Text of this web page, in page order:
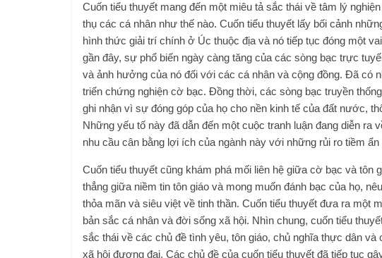
Cuốn tiểu thuyết mang đến một miêu tả sắc thái về tâm lý
thụ các cá nhân như thế nào. Cuốn tiểu thuyết lấy bối cảnh
hình thức giải trí chính ở Úc thuộc địa và nó tiếp tục đóng một
gần đây, sự phổ biến ngày càng tăng của các sòng bạc trực
và ảnh hưởng của nó đối với các cá nhân và cộng đồng. Đã có
triển chứng nghiện cờ bạc. Đồng thời, các sòng bạc truyền
ghi nhận vì sự đóng góp của họ cho nền kinh tế của đất nước,
Những yếu tố này đã dẫn đến một cuộc tranh luận đang diễn
nhu cầu cân bằng lợi ích của ngành này với những rủi ro tiềm
Cuốn tiểu thuyết cũng khám phá mối liên hệ giữa cờ bạc và tôn
thẳng giữa niềm tin tôn giáo và mong muốn đánh bạc của họ,
thỏa mãn và siêu việt về tinh thần. Cuốn tiểu thuyết đưa ra một
bản sắc cá nhân và đời sống xã hội. Nhìn chung, cuốn tiểu
sắc thái về các chủ đề tình yêu, tôn giáo, chủ nghĩa thực dân
xã hội đương đại. Các chủ đề của cuốn tiểu thuyết đã tiếp tục